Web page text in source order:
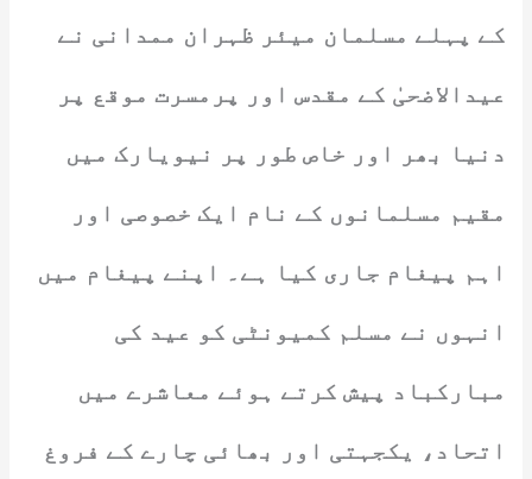
کے پہلے مسلمان میئر ظہران ممدانی نے
عیدالاضحیٰ کے مقدس اور پرمسرت موقع پر
دنیا بھر اور خاص طور پر نیویارک میں
مقیم مسلمانوں کے نام ایک خصوصی اور
اہم پیغام جاری کیا ہے۔ اپنے پیغام میں
انہوں نے مسلم کمیونٹی کو عید کی
مبارکباد پیش کرتے ہوئے معاشرے میں
اتحاد، یکجہتی اور بھائی چارے کے فروغ